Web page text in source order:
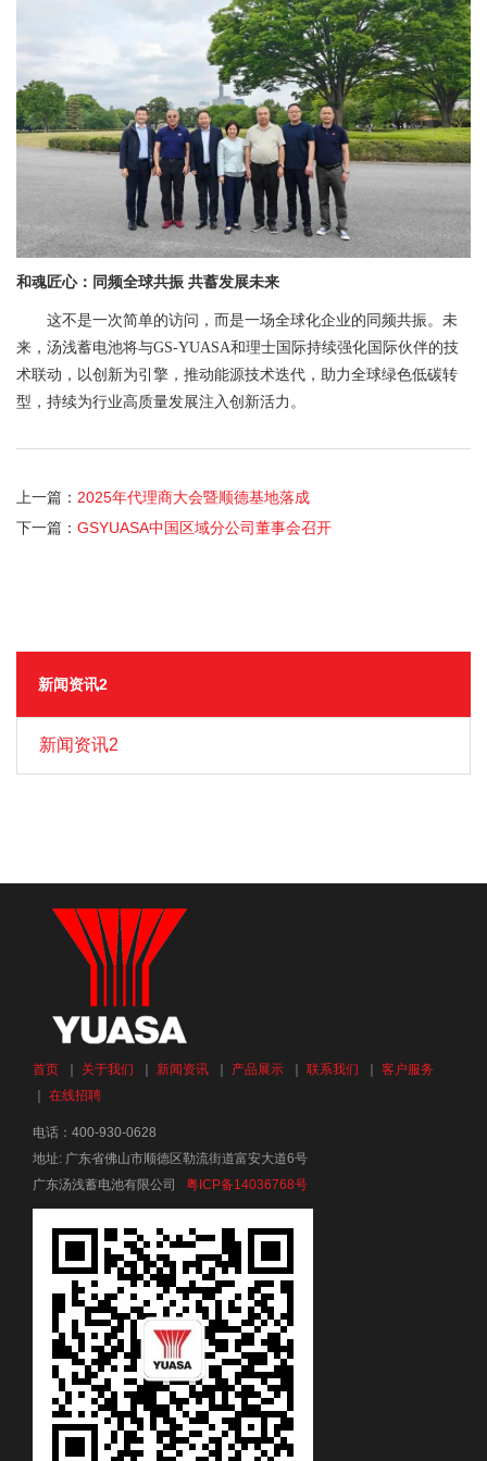
和魂匠心：同频全球共振 共蓄发展未来
这不是一次简单的访问，而是一场全球化企业的同频共振。未
来，汤浅蓄电池将与GS-YUASA和理士国际持续强化国际伙伴的技
术联动，以创新为引擎，推动能源技术迭代，助力全球绿色低碳转
型，持续为行业高质量发展注入创新活力。
上一篇： 2025年代理商大会暨顺德基地落成
下一篇： GSYUASA中国区域分公司董事会召开
新闻资讯2
新闻资讯2
首页 ｜ 关于我们 ｜ 新闻资讯 ｜ 产品展示 ｜ 联系我们 ｜ 客户服务
｜ 在线招聘
电话：400-930-0628
地址: 广东省佛山市顺德区勒流街道富安大道6号
广东汤浅蓄电池有限公司 粤ICP备14036768号